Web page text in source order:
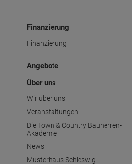
Finanzierung
Finanzierung
Angebote
Über uns
Wir über uns
Veranstaltungen
Die Town & Country Bauherren-
Akademie
News
Musterhaus Schleswig